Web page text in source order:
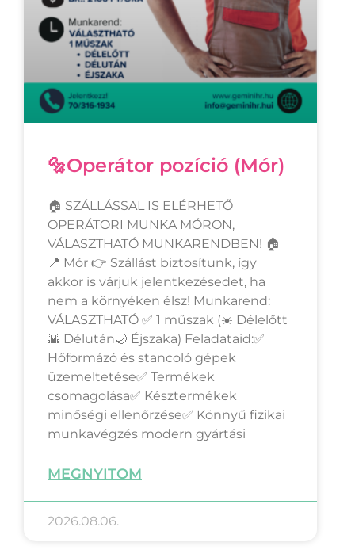
🔩Operátor pozíció (Mór)
🏠 SZÁLLÁSSAL IS ELÉRHETŐ
OPERÁTORI MUNKA MÓRON,
VÁLASZTHATÓ MUNKARENDBEN! 🏠
📍 Mór 👉 Szállást biztosítunk, így
akkor is várjuk jelentkezésedet, ha
nem a környéken élsz! Munkarend:
VÁLASZTHATÓ ✅ 1 műszak (☀️ Délelőtt
🌇 Délután🌙 Éjszaka) Feladataid:✅
Hőformázó és stancoló gépek
üzemeltetése✅ Termékek
csomagolása✅ Késztermékek
minőségi ellenőrzése✅ Könnyű fizikai
munkavégzés modern gyártási
MEGNYITOM
2026.08.06.